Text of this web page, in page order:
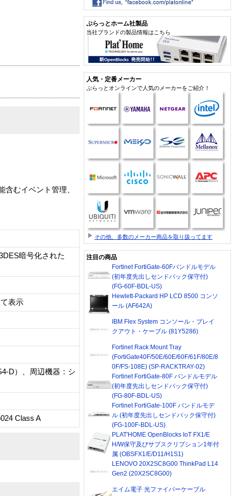
含むイベント管理、
暗号化された
表示
D）、周辺機器：シ
Class A
ぷらっとホーム社製品
当社ブランドの製品情報はこちら
人気・定番メーカー
ぷらっとオンラインで人気のメーカーをご紹介！
その他、多数のメーカー商品を取り扱ってます
注目の商品
Fortinet FortiGate-60Fバンドルモデル
(初年度先出しセンドバック保守付)
(FG-60F-BDL-US)
Hewlett-Packard HP LCD 8500 コンソ
ール (AF642A)
IBM Flex System コンソール・ブレイ
クアウト・ケーブル (81Y5286)
Fortinet Rack Mount Tray
(FortiGate40F/50E/60E/60F/61F/80E/8
0F/FS-108E) (SP-RACKTRAY-02)
Fortinet FortiGate-80F バンドルモデル
(初年度先出しセンドバック保守付)
(FG-80F-BDL-US)
Fortinet FortiGate-100F バンドルモデ
ル (初年度先出しセンドバック保守付)
(FG-100F-BDL-US)
PLAT'HOME OpenBlocks IoT FX1/E
H/W保守及びサブスクリプション1年付
属 (OBSFX1/E/D11/H1S1)
LENOVO 20X2SC8G00 ThinkPad L14
Gen2 (20X2SC8G00)
エイム電子 光ファイバーケーブル